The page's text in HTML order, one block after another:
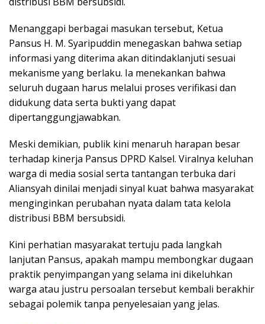
Menanggapi berbagai masukan tersebut, Ketua
Pansus H. M. Syaripuddin menegaskan bahwa setiap
informasi yang diterima akan ditindaklanjuti sesuai
mekanisme yang berlaku. Ia menekankan bahwa
seluruh dugaan harus melalui proses verifikasi dan
didukung data serta bukti yang dapat
dipertanggungjawabkan.
Meski demikian, publik kini menaruh harapan besar
terhadap kinerja Pansus DPRD Kalsel. Viralnya keluhan
warga di media sosial serta tantangan terbuka dari
Aliansyah dinilai menjadi sinyal kuat bahwa masyarakat
menginginkan perubahan nyata dalam tata kelola
distribusi BBM bersubsidi.
Kini perhatian masyarakat tertuju pada langkah
lanjutan Pansus, apakah mampu membongkar dugaan
praktik penyimpangan yang selama ini dikeluhkan
warga atau justru persoalan tersebut kembali berakhir
sebagai polemik tanpa penyelesaian yang jelas.